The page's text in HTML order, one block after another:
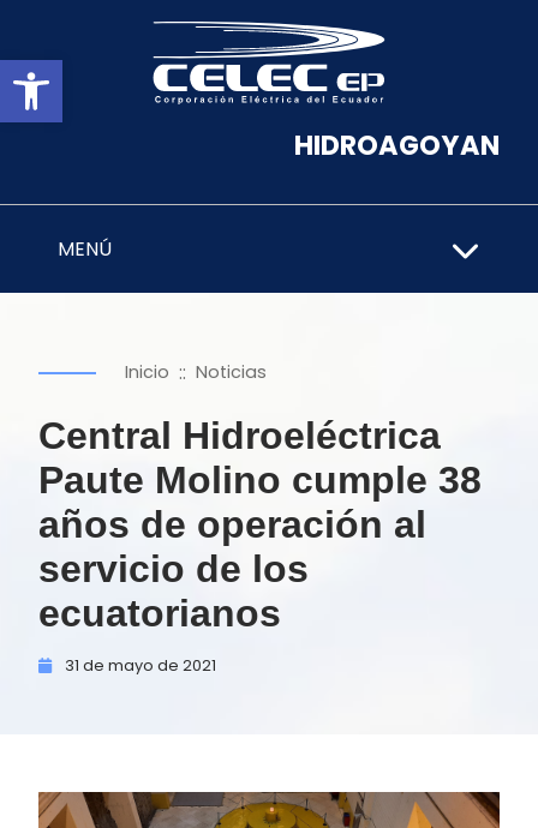
Abrir barra de herramientas
HIDROAGOYAN
MENÚ
Inicio :: Noticias
Central Hidroeléctrica
Paute Molino cumple 38
años de operación al
servicio de los
ecuatorianos
31 de mayo de 2021